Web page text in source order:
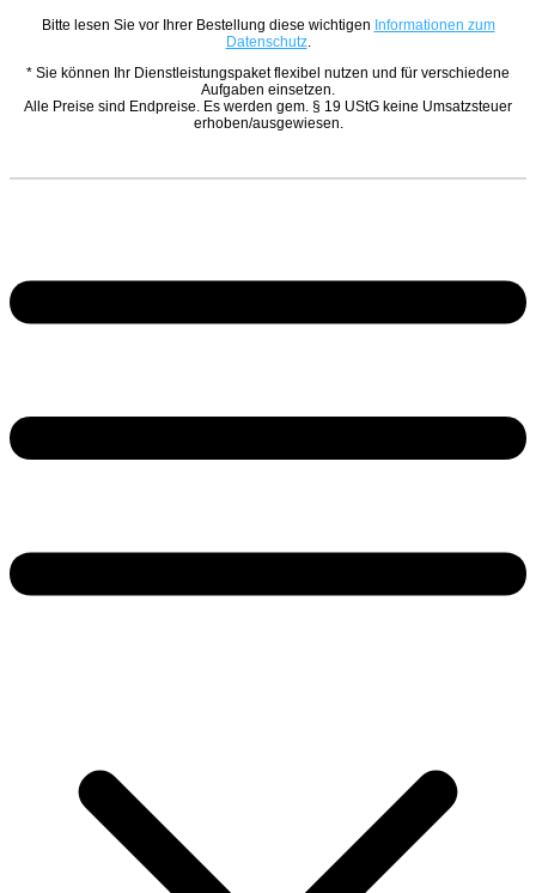
Bitte lesen Sie vor Ihrer Bestellung diese wichtigen Informationen zum
Datenschutz.
* Sie können Ihr Dienstleistungspaket flexibel nutzen und für verschiedene
Aufgaben einsetzen.
Alle Preise sind Endpreise. Es werden gem. § 19 UStG keine Umsatzsteuer
erhoben/ausgewiesen.